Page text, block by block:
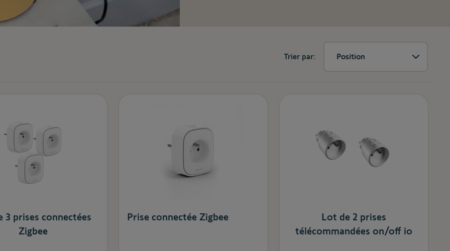
Trier par: Position
3 prises connectées
Zigbee
Prise connectée Zigbee
Lot de 2 prises
télécommandées on/off io